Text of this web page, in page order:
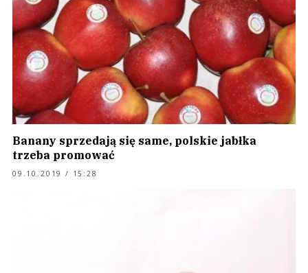
Banany sprzedają się same, polskie jabłka
trzeba promować
09.10.2019 / 15:28